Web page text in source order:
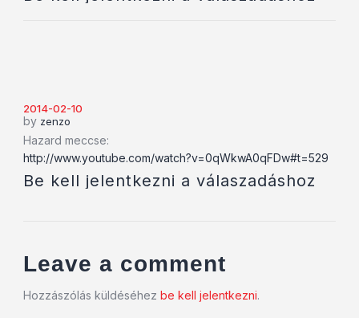
2014-02-10
by zenzo
Hazard meccse:
http://www.youtube.com/watch?v=0qWkwA0qFDw#t=529
Be kell jelentkezni a válaszadáshoz
Leave a comment
Hozzászólás küldéséhez be kell jelentkezni.